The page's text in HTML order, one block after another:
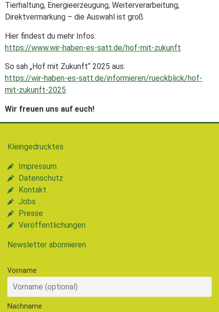
Tierhaltung, Energieerzeugung, Weiterverarbeitung,
Direktvermarkung – die Auswahl ist groß.
Hier findest du mehr Infos:
https://www.wir-haben-es-satt.de/hof-mit-zukunft
So sah „Hof mit Zukunft“ 2025 aus:
https://wir-haben-es-satt.de/informieren/rueckblick/hof-
mit-zukunft-2025
Wir freuen uns auf euch!
Kleingedrucktes
Impressum
Datenschutz
Kontakt
Jobs
Presse
Veröffentlichungen
Newsletter abonnieren
Vorname
Nachname